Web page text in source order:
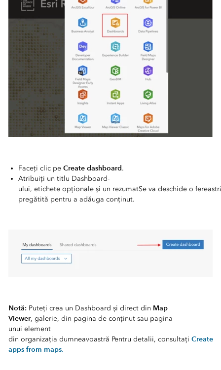
Faceți clic pe Create dashboard.
Atribuiți un titlu Dashboard-
ului, etichete opționale și un rezumatSe va deschide o
pregătită pentru a adăuga conținut.
Notă:Puteți crea un Dashboard și direct din Map
Viewer, galerie, din pagina de conținut sau pagina
unui element
din organizația dumneavoastră Pentru detalii, consultați Create
apps from maps.